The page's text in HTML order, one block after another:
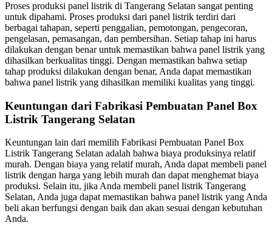
Proses produksi panel listrik di Tangerang Selatan sangat penting
untuk dipahami. Proses produksi dari panel listrik terdiri dari
berbagai tahapan, seperti penggalian, pemotongan, pengecoran,
pengelasan, pemasangan, dan pembersihan. Setiap tahap ini harus
dilakukan dengan benar untuk memastikan bahwa panel listrik yang
dihasilkan berkualitas tinggi. Dengan memastikan bahwa setiap
tahap produksi dilakukan dengan benar, Anda dapat memastikan
bahwa panel listrik yang dihasilkan memiliki kualitas yang tinggi.
Keuntungan dari Fabrikasi Pembuatan Panel Box
Listrik Tangerang Selatan
Keuntungan lain dari memilih Fabrikasi Pembuatan Panel Box
Listrik Tangerang Selatan adalah bahwa biaya produksinya relatif
murah. Dengan biaya yang relatif murah, Anda dapat membeli panel
listrik dengan harga yang lebih murah dan dapat menghemat biaya
produksi. Selain itu, jika Anda membeli panel listrik Tangerang
Selatan, Anda juga dapat memastikan bahwa panel listrik yang Anda
beli akan berfungsi dengan baik dan akan sesuai dengan kebutuhan
Anda.